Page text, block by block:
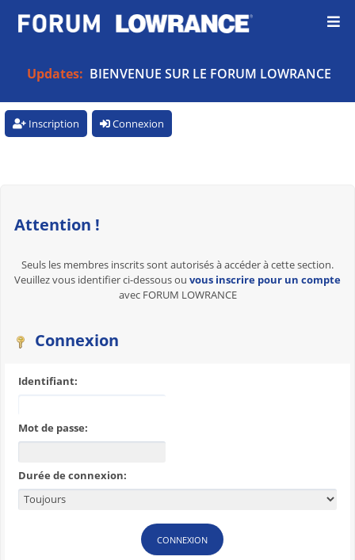
Updates: BIENVENUE SUR LE FORUM LOWRANCE
Inscription Connexion
Attention !
Seuls les membres inscrits sont autorisés à accéder à cette section.
Veuillez vous identifier ci-dessous ou vous inscrire pour un compte
avec FORUM LOWRANCE
Connexion
Identifiant:
Mot de passe:
Durée de connexion: